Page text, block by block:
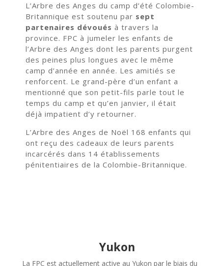
L’Arbre des Anges du camp d’été Colombie-
Britannique est soutenu par sept
partenaires dévoués à travers la
province. FPC à jumeler les enfants de
l’Arbre des Anges dont les parents purgent
des peines plus longues avec le même
camp d’année en année. Les amitiés se
renforcent. Le grand-père d’un enfant a
mentionné que son petit-fils parle tout le
temps du camp et qu’en janvier, il était
déjà impatient d’y retourner.
L’Arbre des Anges de Noël 168 enfants qui
ont reçu des cadeaux de leurs parents
incarcérés dans 14 établissements
pénitentiaires de la Colombie-Britannique.
Yukon
La FPC est actuellement active au Yukon par le biais du